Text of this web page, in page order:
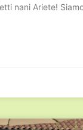
nani Ariete!